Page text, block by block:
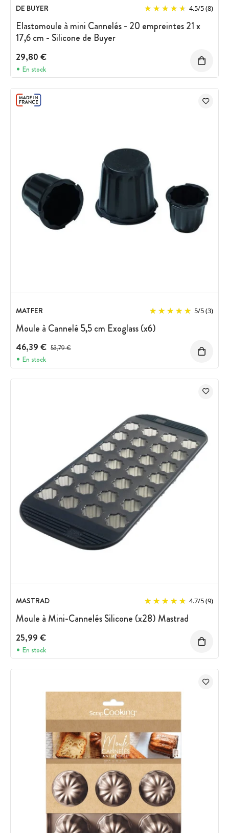
DE BUYER 4.5/5(8)
Elastomoule à mini Cannelés - 20 empreintes 21 x
17,6 cm - Silicone de Buyer
29,80 €
En stock
MATFER 5/5(3)
Moule à Cannelé 5,5 cm Exoglass (x6)
46,39 € Prix avant réduction :
53,79 €
En stock
MASTRAD 4.7/5(9)
Moule à Mini-Cannelés Silicone (x28) Mastrad
25,99 €
En stock